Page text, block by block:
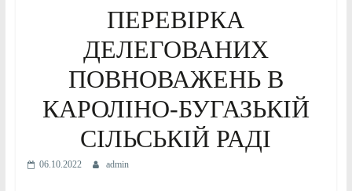
ПЕРЕВІРКА
ДЕЛЕГОВАНИХ
ПОВНОВАЖЕНЬ В
КАРОЛІНО-БУГАЗЬКІЙ
СІЛЬСЬКІЙ РАДІ
06.10.2022 admin